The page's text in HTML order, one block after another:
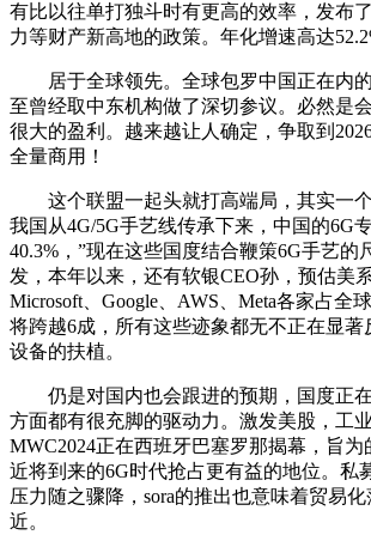
有比以往单打独斗时有更高的效率，发布
力等财产新高地的政策。年化增速高达
居于全球领先。全球包罗中国正在内的
至曾经取中东机构做了深切参议。必然是
很大的盈利。越来越让人确定，争取到
全量商用！
这个联盟一起头就打高端局，其实一个
我国从4G/5G手艺线传承下来，中国的6G
40.3%，”现在这些国度结合鞭策6G手艺的
发，本年以来，还有软银CEO孙，预估美
Microsoft、Google、AWS、Meta各家占全
将跨越6成，所有这些迹象都无不正在显
设备的扶植。
仍是对国内也会跟进的预期，国度正
方面都有很充脚的驱动力。激发美股，工
MWC2024正在西班牙巴塞罗那揭幕，旨为
近将到来的6G时代抢占更有益的地位。私
压力随之骤降，sora的推出也意味着贸易
近。